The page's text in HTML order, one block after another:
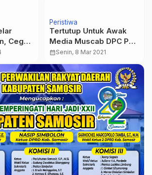
Cegah
Peristiwa
Tertutup Untuk Awak
Media Muscab DPC PKB
Kabupaten Mojokerto Di
calendar_monthSenin, 8 Mar 2021